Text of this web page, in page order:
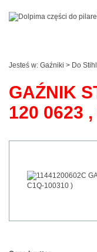
Jesteś w: Gaźniki > Do Stihl
GAŹNIK
120 0623